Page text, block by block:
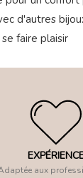
d'autres
faire plaisir
aux